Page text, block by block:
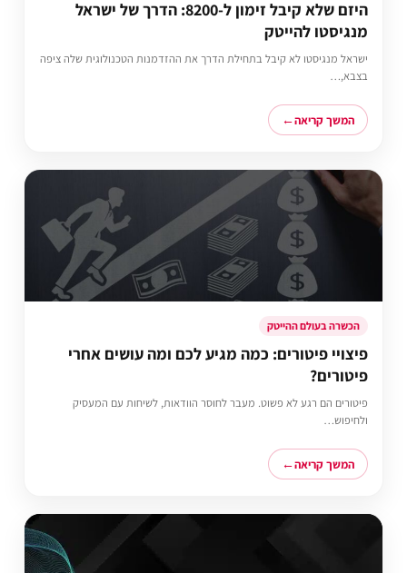
היזם שלא קיבל זימון ל-8200: הדרך של ישראל
מנגיסטו להייטק
ישראל מנגיסטו לא קיבל בתחילת הדרך את ההזדמנות הטכנולוגית שלה ציפה
בצבא,…
המשך קריאה
הכשרה בעולם ההייטק
פיצויי פיטורים: כמה מגיע לכם ומה עושים אחרי
פיטורים?
פיטורים הם רגע לא פשוט. מעבר לחוסר הוודאות, לשיחות עם המעסיק
ולחיפוש…
המשך קריאה